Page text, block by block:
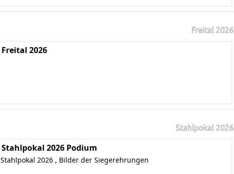
Freital 2026
Freital 2026
Stahlpokal 2026
Stahlpokal 2026 Podium
Stahlpokal 2026 , Bilder der Siegerehrungen